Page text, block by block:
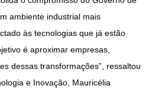
ambiente industrial mais
às tecnologias que já estão
é aproximar empresas,
dessas transformações”, ressaltou
e Inovação, Mauricélia